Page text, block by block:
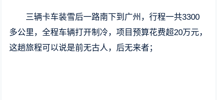
三辆卡车装雪后一路南下到广州，行程一共3300
多公里，全程车辆打开制冷，项目预算花费超20万元，
这趟旅程可以说是前无古人，后无来者；